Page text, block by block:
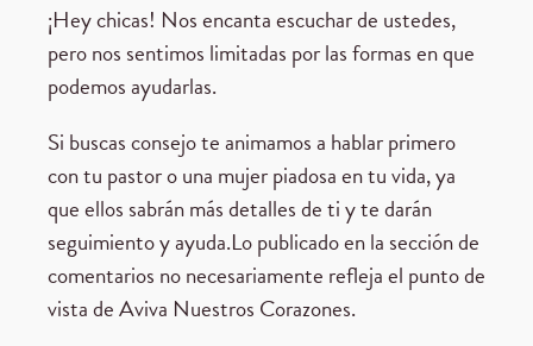
¡Hey chicas! Nos encanta escuchar de ustedes,
pero nos sentimos limitadas por las formas en que
podemos ayudarlas.
Si buscas consejo te animamos a hablar primero
con tu pastor o una mujer piadosa en tu vida, ya
que ellos sabrán más detalles de ti y te darán
seguimiento y ayuda.Lo publicado en la sección de
comentarios no necesariamente refleja el punto de
vista de Aviva Nuestros Corazones.